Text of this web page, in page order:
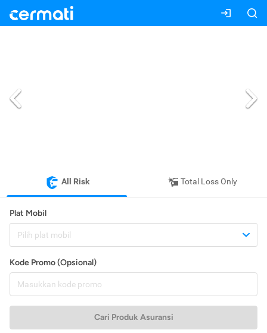
All Risk Total Loss Only
Plat Mobil
Pilih plat mobil
Kode Promo (Opsional)
Cari Produk Asuransi